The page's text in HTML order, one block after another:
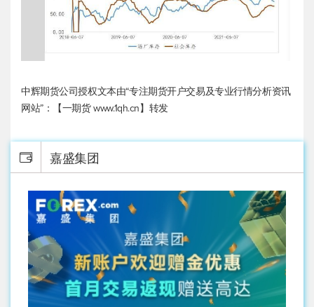
中辉期货公司授权文本由“专注期货开户交易及专业行情分析资讯
网站”：【一期货 www.1qh.cn】转发
嘉盛集团